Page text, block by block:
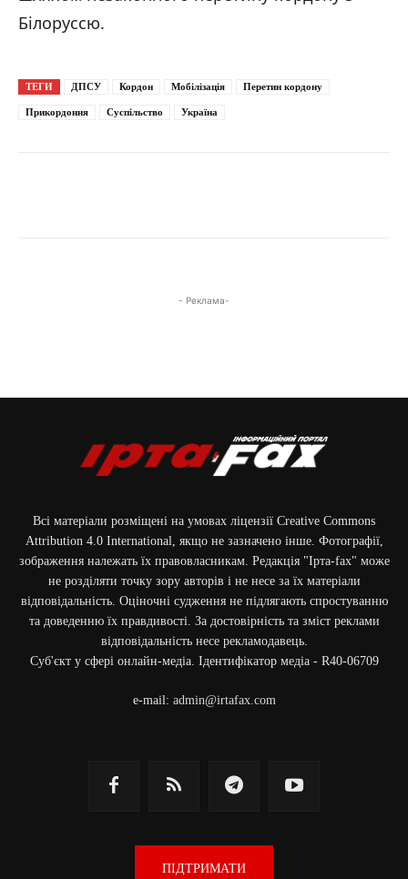
Білоруссю.
ТЕГИ ДПСУ Кордон Мобілізація Перетин кордону
Прикордоння Суспільство Україна
- Реклама-
Всі матеріали розміщені на умовах ліцензії Creative Commons
Attribution 4.0 International, якщо не зазначено інше. Фотографії,
зображення належать їх правовласникам. Редакція "Ірта-fax" може
не розділяти точку зору авторів і не несе за їх матеріали
відповідальність. Оціночні судження не підлягають спростуванню
та доведенню їх правдивості. За достовірність та зміст реклами
відповідальність несе рекламодавець.
Cуб'єкт у сфері онлайн-медіа. Ідентифікатор медіа - R40-06709
e-mail: admin@irtafax.com
ПІДТРИМАТИ